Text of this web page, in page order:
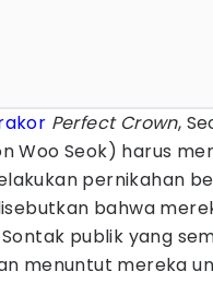
Perfect Crown,
Woo Seok) harus
pernikahan
bahwa
publik yang
menuntut mereka